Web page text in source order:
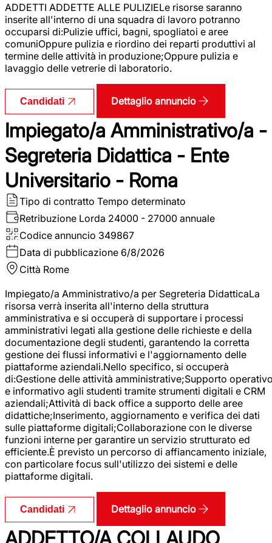
ADDETTI ADDETTE ALLE PULIZIELe risorse saranno
inserite all'interno di una squadra di lavoro potranno
occuparsi di:Pulizie uffici, bagni, spogliatoi e aree
comuniOppure pulizia e riordino dei reparti produttivi al
termine delle attività in produzione;Oppure pulizia e
lavaggio delle vetrerie di laboratorio.
Candidati Dettaglio annuncio
Impiegato/a Amministrativo/a -
Segreteria Didattica - Ente
Universitario - Roma
Tipo di contratto Tempo determinato
Retribuzione Lorda 24000 - 27000 annuale
Codice annuncio 349867
Data di pubblicazione 6/8/2026
Città Rome
Impiegato/a Amministrativo/a per Segreteria DidatticaLa
risorsa verrà inserita all'interno della struttura
amministrativa e si occuperà di supportare i processi
amministrativi legati alla gestione delle richieste e della
documentazione degli studenti, garantendo la corretta
gestione dei flussi informativi e l'aggiornamento delle
piattaforme aziendali.Nello specifico, si occuperà
di:Gestione delle attività amministrative;Supporto
e informativo agli studenti tramite strumenti digitali e CRM
aziendali;Attività di back office a supporto delle aree
didattiche;Inserimento, aggiornamento e verifica dei dati
sulle piattaforme digitali;Collaborazione con le diverse
funzioni interne per garantire un servizio strutturato ed
efficiente.È previsto un percorso di affiancamento iniziale,
con particolare focus sull'utilizzo dei sistemi e delle
piattaforme digitali.
Candidati Dettaglio annuncio
ADDETTO/A COLLAUDO